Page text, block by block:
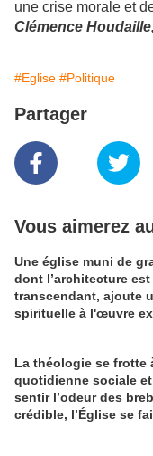
une crise morale et
Clémence
#Eglise #Politique
Partager
Vous aimerez
Une église muni de
dont l’architecture est
transcendant, ajoute
spirituelle à l'œuvre
La théologie se frotte
quotidienne sociale
sentir l’odeur des
crédible, l’Église se